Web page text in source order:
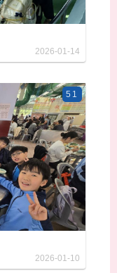
2026-01-14
51
2026-01-10